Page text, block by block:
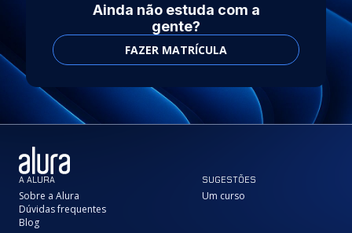
Ainda não estuda com a
gente?
FAZER MATRÍCULA
A ALURA
Sobre a Alura
Dúvidas frequentes
Blog
SUGESTÕES
Um curso